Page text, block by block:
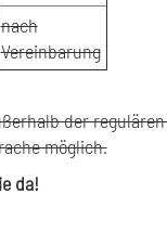
nach
Vereinbarung
der
möglich.
da!